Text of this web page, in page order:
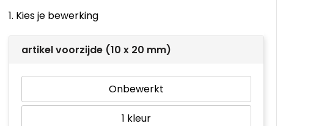
1. Kies je bewerking
artikel voorzijde (10 x 20 mm)
Onbewerkt
1